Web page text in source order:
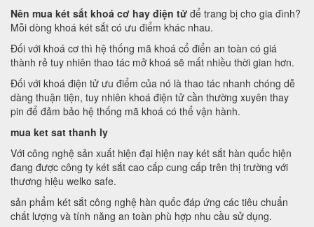
Nên mua két sắt khoá cơ hay điện tử để trang bị cho gia đình?
Mỗi dòng khoá két sắt có ưu điểm khác nhau.
Đối với khoá cơ thì hệ thống mã khoá cổ điển an toàn có giá
thành rẻ tuy nhiên thao tác mở khoá sẽ mất nhiều thời gian hơn.
Đối với khoá điện tử ưu điểm của nó là thao tác nhanh chóng dễ
dàng thuận tiện, tuy nhiên khoá điện tử cần thường xuyên thay
pin để đảm bảo hệ thống mã khoá có thể vận hành.
mua ket sat thanh ly
Với công nghệ sản xuất hiện đại hiện nay két sắt hàn quốc hiện
đang được công ty két sắt cao cấp cung cấp trên thị trường với
thương hiệu welko safe.
sản phẩm két sắt công nghệ hàn quốc đáp ứng các tiêu chuẩn
chất lượng và tính năng an toàn phù hợp nhu cầu sử dụng.